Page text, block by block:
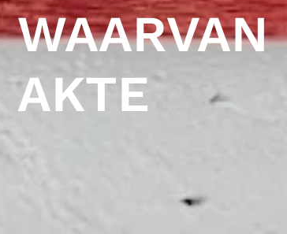
WAARVAN
AKTE